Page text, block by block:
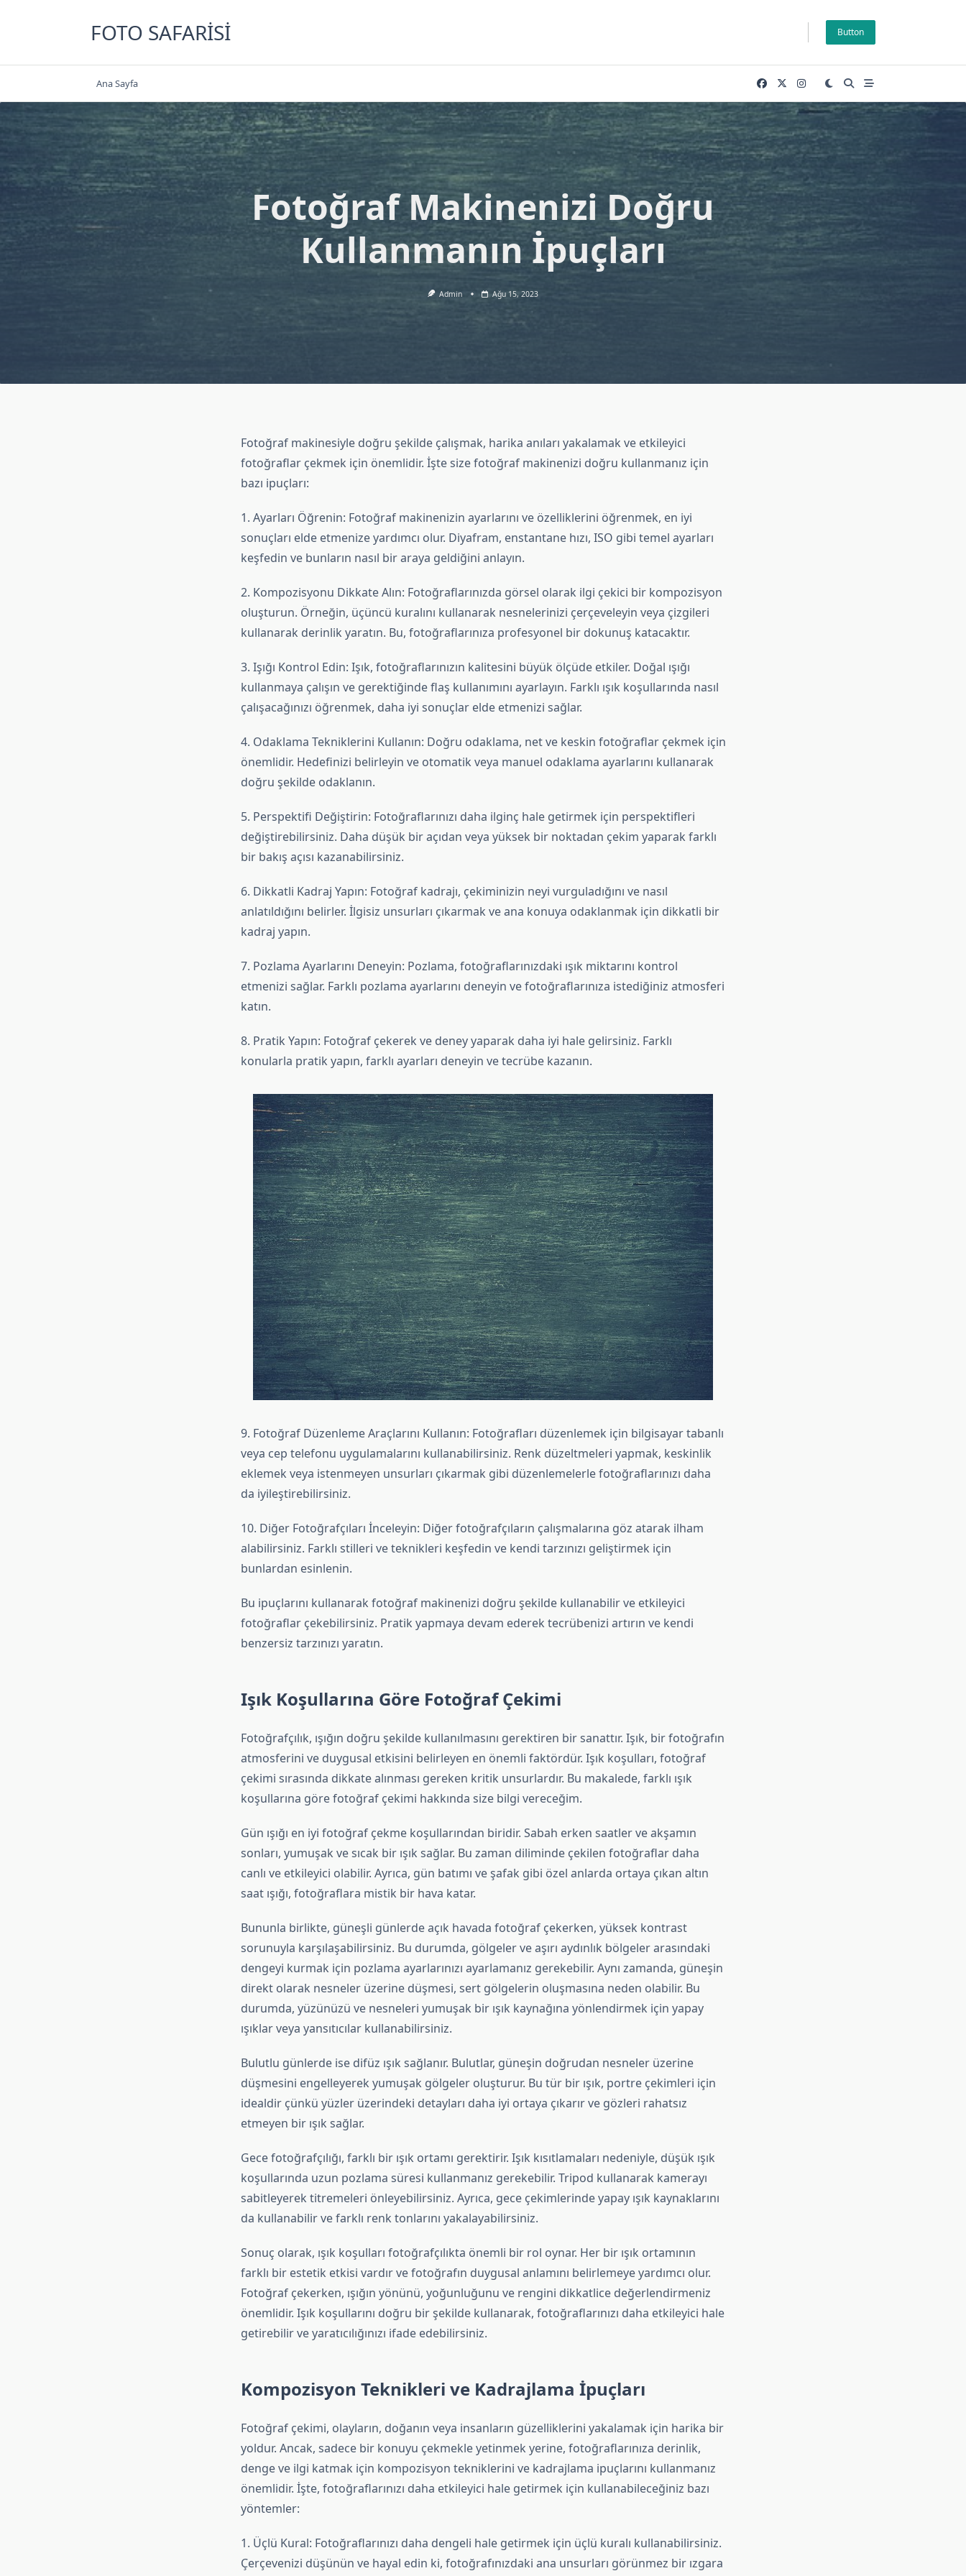
FOTO SAFARISI Button
Ana Sayfa
Fotoğraf Makinenizi Doğru
Kullanmanın İpuçları
Admin Ağu 15, 2023
Fotoğraf makinesiyle doğru şekilde çalışmak, harika anıları yakalamak ve etkileyici
fotoğraflar çekmek için önemlidir. İşte size fotoğraf makinenizi doğru kullanmanız için
bazı ipuçları:
1. Ayarları Öğrenin: Fotoğraf makinenizin ayarlarını ve özelliklerini öğrenmek, en iyi
sonuçları elde etmenize yardımcı olur. Diyafram, enstantane hızı, ISO gibi temel ayarları
keşfedin ve bunların nasıl bir araya geldiğini anlayın.
2. Kompozisyonu Dikkate Alın: Fotoğraflarınızda görsel olarak ilgi çekici bir kompozisyon
oluşturun. Örneğin, üçüncü kuralını kullanarak nesnelerinizi çerçeveleyin veya çizgileri
kullanarak derinlik yaratın. Bu, fotoğraflarınıza profesyonel bir dokunuş katacaktır.
3. Işığı Kontrol Edin: Işık, fotoğraflarınızın kalitesini büyük ölçüde etkiler. Doğal ışığı
kullanmaya çalışın ve gerektiğinde flaş kullanımını ayarlayın. Farklı ışık koşullarında nasıl
çalışacağınızı öğrenmek, daha iyi sonuçlar elde etmenizi sağlar.
4. Odaklama Tekniklerini Kullanın: Doğru odaklama, net ve keskin fotoğraflar çekmek için
önemlidir. Hedefinizi belirleyin ve otomatik veya manuel odaklama ayarlarını kullanarak
doğru şekilde odaklanın.
5. Perspektifi Değiştirin: Fotoğraflarınızı daha ilginç hale getirmek için perspektifleri
değiştirebilirsiniz. Daha düşük bir açıdan veya yüksek bir noktadan çekim yaparak farklı
bir bakış açısı kazanabilirsiniz.
6. Dikkatli Kadraj Yapın: Fotoğraf kadrajı, çekiminizin neyi vurguladığını ve nasıl
anlatıldığını belirler. İlgisiz unsurları çıkarmak ve ana konuya odaklanmak için dikkatli bir
kadraj yapın.
7. Pozlama Ayarlarını Deneyin: Pozlama, fotoğraflarınızdaki ışık miktarını kontrol
etmenizi sağlar. Farklı pozlama ayarlarını deneyin ve fotoğraflarınıza istediğiniz atmosferi
katın.
8. Pratik Yapın: Fotoğraf çekerek ve deney yaparak daha iyi hale gelirsiniz. Farklı
konularla pratik yapın, farklı ayarları deneyin ve tecrübe kazanın.
9. Fotoğraf Düzenleme Araçlarını Kullanın: Fotoğrafları düzenlemek için bilgisayar tabanlı
veya cep telefonu uygulamalarını kullanabilirsiniz. Renk düzeltmeleri yapmak, keskinlik
eklemek veya istenmeyen unsurları çıkarmak gibi düzenlemelerle fotoğraflarınızı daha
da iyileştirebilirsiniz.
10. Diğer Fotoğrafçıları İnceleyin: Diğer fotoğrafçıların çalışmalarına göz atarak ilham
alabilirsiniz. Farklı stilleri ve teknikleri keşfedin ve kendi tarzınızı geliştirmek için
bunlardan esinlenin.
Bu ipuçlarını kullanarak fotoğraf makinenizi doğru şekilde kullanabilir ve etkileyici
fotoğraflar çekebilirsiniz. Pratik yapmaya devam ederek tecrübenizi artırın ve kendi
benzersiz tarzınızı yaratın.
Işık Koşullarına Göre Fotoğraf Çekimi
Fotoğrafçılık, ışığın doğru şekilde kullanılmasını gerektiren bir sanattır. Işık, bir fotoğrafın
atmosferini ve duygusal etkisini belirleyen en önemli faktördür. Işık koşulları, fotoğraf
çekimi sırasında dikkate alınması gereken kritik unsurlardır. Bu makalede, farklı ışık
koşullarına göre fotoğraf çekimi hakkında size bilgi vereceğim.
Gün ışığı en iyi fotoğraf çekme koşullarından biridir. Sabah erken saatler ve akşamın
sonları, yumuşak ve sıcak bir ışık sağlar. Bu zaman diliminde çekilen fotoğraflar daha
canlı ve etkileyici olabilir. Ayrıca, gün batımı ve şafak gibi özel anlarda ortaya çıkan altın
saat ışığı, fotoğraflara mistik bir hava katar.
Bununla birlikte, güneşli günlerde açık havada fotoğraf çekerken, yüksek kontrast
sorunuyla karşılaşabilirsiniz. Bu durumda, gölgeler ve aşırı aydınlık bölgeler arasındaki
dengeyi kurmak için pozlama ayarlarınızı ayarlamanız gerekebilir. Aynı zamanda, güneşin
direkt olarak nesneler üzerine düşmesi, sert gölgelerin oluşmasına neden olabilir. Bu
durumda, yüzünüzü ve nesneleri yumuşak bir ışık kaynağına yönlendirmek için yapay
ışıklar veya yansıtıcılar kullanabilirsiniz.
Bulutlu günlerde ise difüz ışık sağlanır. Bulutlar, güneşin doğrudan nesneler üzerine
düşmesini engelleyerek yumuşak gölgeler oluşturur. Bu tür bir ışık, portre çekimleri için
idealdir çünkü yüzler üzerindeki detayları daha iyi ortaya çıkarır ve gözleri rahatsız
etmeyen bir ışık sağlar.
Gece fotoğrafçılığı, farklı bir ışık ortamı gerektirir. Işık kısıtlamaları nedeniyle, düşük ışık
koşullarında uzun pozlama süresi kullanmanız gerekebilir. Tripod kullanarak kamerayı
sabitleyerek titremeleri önleyebilirsiniz. Ayrıca, gece çekimlerinde yapay ışık kaynaklarını
da kullanabilir ve farklı renk tonlarını yakalayabilirsiniz.
Sonuç olarak, ışık koşulları fotoğrafçılıkta önemli bir rol oynar. Her bir ışık ortamının
farklı bir estetik etkisi vardır ve fotoğrafın duygusal anlamını belirlemeye yardımcı olur.
Fotoğraf çekerken, ışığın yönünü, yoğunluğunu ve rengini dikkatlice değerlendirmeniz
önemlidir. Işık koşullarını doğru bir şekilde kullanarak, fotoğraflarınızı daha etkileyici hale
getirebilir ve yaratıcılığınızı ifade edebilirsiniz.
Kompozisyon Teknikleri ve Kadrajlama İpuçları
Fotoğraf çekimi, olayların, doğanın veya insanların güzelliklerini yakalamak için harika bir
yoldur. Ancak, sadece bir konuyu çekmekle yetinmek yerine, fotoğraflarınıza derinlik,
denge ve ilgi katmak için kompozisyon tekniklerini ve kadrajlama ipuçlarını kullanmanız
önemlidir. İşte, fotoğraflarınızı daha etkileyici hale getirmek için kullanabileceğiniz bazı
yöntemler:
1. Üçlü Kural: Fotoğraflarınızı daha dengeli hale getirmek için üçlü kuralı kullanabilirsiniz.
Çerçevenizi düşünün ve hayal edin ki, fotoğrafınızdaki ana unsurları görünmez bir ızgara